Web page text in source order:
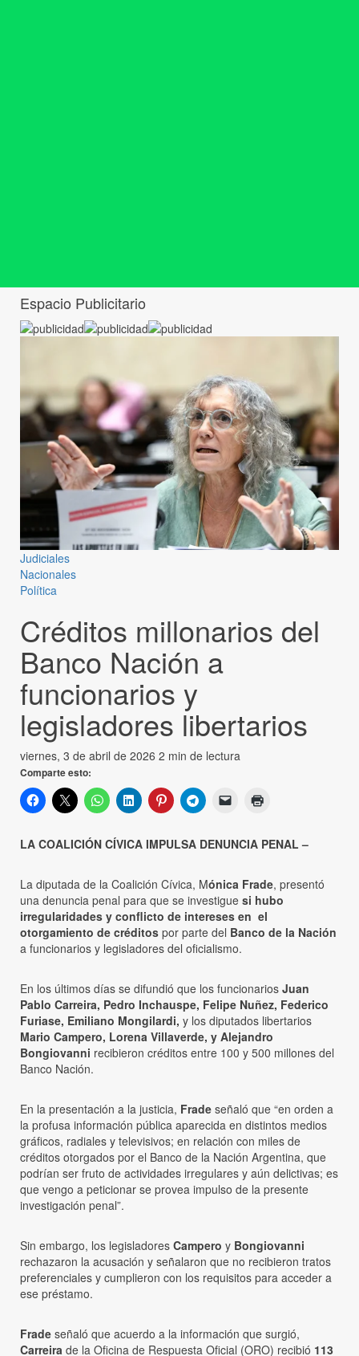
Espacio Publicitario
Judiciales
Nacionales
Política
Créditos millonarios del
Banco Nación a
funcionarios y
legisladores libertarios
viernes, 3 de abril de 2026 2 min de lectura
Comparte esto:
LA COALICIÓN CÍVICA IMPULSA DENUNCIA PENAL –
La diputada de la Coalición Cívica, Mónica Frade, presentó
una denuncia penal para que se investigue si hubo
irregularidades y conflicto de intereses en el
otorgamiento de créditos por parte del Banco de la Nación
a funcionarios y legisladores del oficialismo.
En los últimos días se difundió que los funcionarios Juan
Pablo Carreira, Pedro Inchauspe, Felipe Nuñez, Federico
Furiase, Emiliano Mongilardi, y los diputados libertarios
Mario Campero, Lorena Villaverde, y Alejandro
Bongiovanni recibieron créditos entre 100 y 500 millones del
Banco Nación.
En la presentación a la justicia, Frade señaló que “en orden a
la profusa información pública aparecida en distintos medios
gráficos, radiales y televisivos; en relación con miles de
créditos otorgados por el Banco de la Nación Argentina, que
podrían ser fruto de actividades irregulares y aún delictivas; es
que vengo a peticionar se provea impulso de la presente
investigación penal”.
Sin embargo, los legisladores Campero y Bongiovanni
rechazaron la acusación y señalaron que no recibieron tratos
preferenciales y cumplieron con los requisitos para acceder a
ese préstamo.
Frade señaló que acuerdo a la información que surgió,
Carreira de la Oficina de Respuesta Oficial (ORO) recibió 113